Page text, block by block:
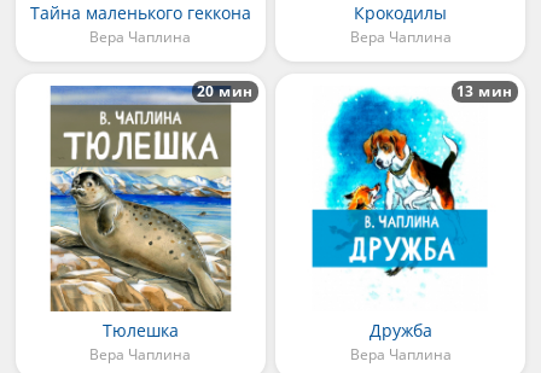
Тайна маленького геккона
Вера Чаплина
Крокодилы
Вера Чаплина
Тюлешка
Вера Чаплина
20 мин
Дружба
Вера Чаплина
13 мин